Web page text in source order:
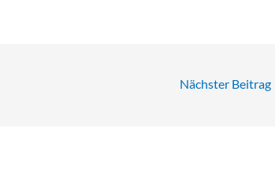
Nächster Beitrag